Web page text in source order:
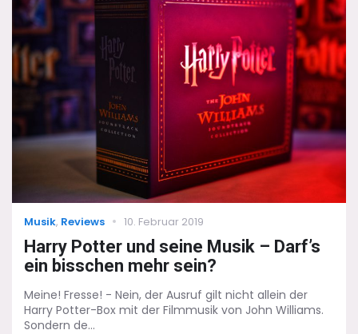
Categories
Musik, Reviews
Posted
10. Februar 2019
Harry Potter und seine Musik – Darf’s
ein bisschen mehr sein?
Meine! Fresse! - Nein, der Ausruf gilt nicht allein der
Harry Potter-Box mit der Filmmusik von John Williams.
Sondern de...